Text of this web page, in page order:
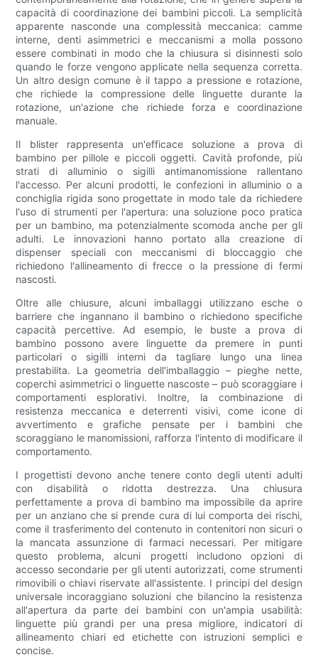
capacità di coordinazione dei bambini piccoli. La semplicità
apparente nasconde una complessità meccanica: camme
interne, denti asimmetrici e meccanismi a molla possono
essere combinati in modo che la chiusura si disinnesti solo
quando le forze vengono applicate nella sequenza corretta.
Un altro design comune è il tappo a pressione e rotazione,
che richiede la compressione delle linguette durante la
rotazione, un'azione che richiede forza e coordinazione
manuale.
Il blister rappresenta un'efficace soluzione a prova di
bambino per pillole e piccoli oggetti. Cavità profonde, più
strati di alluminio o sigilli antimanomissione rallentano
l'accesso. Per alcuni prodotti, le confezioni in alluminio o a
conchiglia rigida sono progettate in modo tale da richiedere
l'uso di strumenti per l'apertura: una soluzione poco pratica
per un bambino, ma potenzialmente scomoda anche per gli
adulti. Le innovazioni hanno portato alla creazione di
dispenser speciali con meccanismi di bloccaggio che
richiedono l'allineamento di frecce o la pressione di fermi
nascosti.
Oltre alle chiusure, alcuni imballaggi utilizzano esche o
barriere che ingannano il bambino o richiedono specifiche
capacità percettive. Ad esempio, le buste a prova di
bambino possono avere linguette da premere in punti
particolari o sigilli interni da tagliare lungo una linea
prestabilita. La geometria dell'imballaggio – pieghe nette,
coperchi asimmetrici o linguette nascoste – può scoraggiare i
comportamenti esplorativi. Inoltre, la combinazione di
resistenza meccanica e deterrenti visivi, come icone di
avvertimento e grafiche pensate per i bambini che
scoraggiano le manomissioni, rafforza l'intento di modificare il
comportamento.
I progettisti devono anche tenere conto degli utenti adulti
con disabilità o ridotta destrezza. Una chiusura
perfettamente a prova di bambino ma impossibile da aprire
per un anziano che si prende cura di lui comporta dei rischi,
come il trasferimento del contenuto in contenitori non sicuri o
la mancata assunzione di farmaci necessari. Per mitigare
questo problema, alcuni progetti includono opzioni di
accesso secondarie per gli utenti autorizzati, come strumenti
rimovibili o chiavi riservate all'assistente. I principi del design
universale incoraggiano soluzioni che bilancino la resistenza
all'apertura da parte dei bambini con un'ampia usabilità:
linguette più grandi per una presa migliore, indicatori di
allineamento chiari ed etichette con istruzioni semplici e
concise.